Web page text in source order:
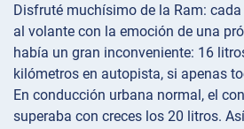
Disfruté muchísimo de la Ram:
al volante con la emoción de una
había un gran inconveniente: 16
kilómetros en autopista, si apenas
En conducción urbana normal, el
superaba con creces los 20 litros.